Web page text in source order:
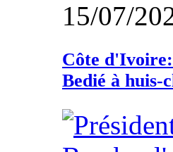
15/07/
Côte
Bedié à huis-